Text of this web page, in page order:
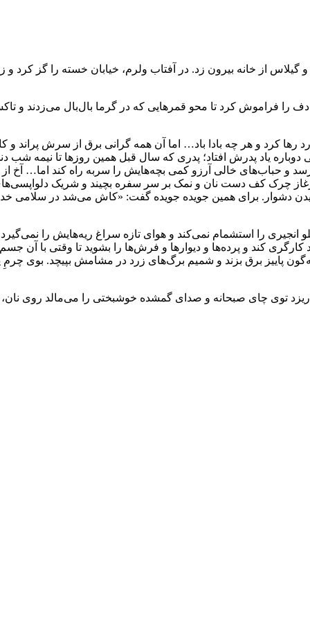
گیلاس از خانه بیرون زد. در آفتاب ولرم، خیابان خسته را گز کرد
فراموش کرد تا محو قمر‌هایی که در گرما بال‌بال می‌زدند و
کرد و هر چه بادا باد… اما آن همه گرانی برق از سرش پراند و
دوباره یاد پدرش افتاد؛ پدری که سال قبل همین روزها تا نیمه
و حباب‌های خالی آرزو کمی بچه‌هایش را سربه راه کند اما…
چرک کف دست نان و نمک بر سر سفره بچیند و شریک
دشوار. برای همین جویده جویده گفت: «کاش می‌شد در سلامی
را استشمام نمی‌کند و هوای تازه سراغ ریه‌هایش را
کند و پرده‌ها و دیوارها و فرش‌ها را بشوید تا وقتی با آن
پاییز برق بزند و شمیم برگ‌های زرد در مشامش بپیچد. بوی
توی چای صبحانه و صدای گمشده خوشبختی را می‌مالد روی نان،